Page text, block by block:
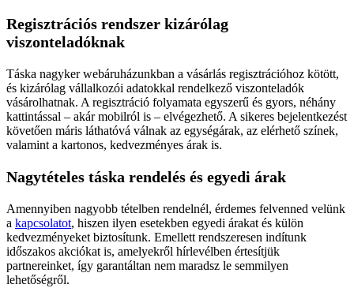
Regisztrációs rendszer kizárólag
viszonteladóknak
Táska nagyker webáruházunkban a vásárlás regisztrációhoz kötött,
és kizárólag vállalkozói adatokkal rendelkező viszonteladók
vásárolhatnak. A regisztráció folyamata egyszerű és gyors, néhány
kattintással – akár mobilról is – elvégezhető. A sikeres bejelentkezést
követően máris láthatóvá válnak az egységárak, az elérhető színek,
valamint a kartonos, kedvezményes árak is.
Nagytételes táska rendelés és egyedi árak
Amennyiben nagyobb tételben rendelnél, érdemes felvenned velünk
a kapcsolatot, hiszen ilyen esetekben egyedi árakat és külön
kedvezményeket biztosítunk. Emellett rendszeresen indítunk
időszakos akciókat is, amelyekről hírlevélben értesítjük
partnereinket, így garantáltan nem maradsz le semmilyen
lehetőségről.